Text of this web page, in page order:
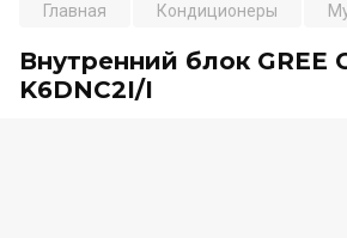
Главная Кондиционеры
Внутренний блок GREE
K6DNC2I/I